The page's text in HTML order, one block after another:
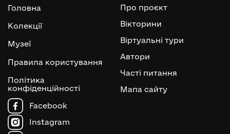
Головна
Колекції
Музеї
Правила користування
Політика
конфіденційності
Про проєкт
Вікторини
Віртуальні тури
Автори
Часті питання
Мапа сайту
Facebook
Instagram